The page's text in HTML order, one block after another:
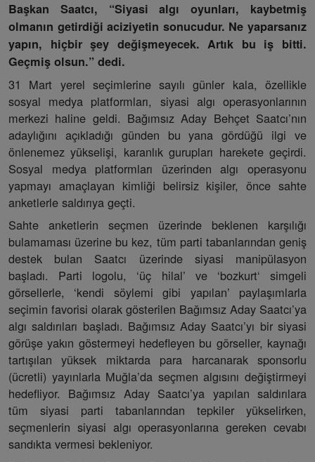
Başkan Saatcı, “Siyasi algı oyunları, kaybetmiş
olmanın getirdiği aciziyetin sonucudur. Ne yaparsanız
yapın, hiçbir şey değişmeyecek. Artık bu iş bitti.
Geçmiş olsun.” dedi.
31 Mart yerel seçimlerine sayılı günler kala, özellikle
sosyal medya platformları, siyasi algı operasyonlarının
merkezi haline geldi. Bağımsız Aday Behçet Saatcı’nın
adaylığını açıkladığı günden bu yana gördüğü ilgi ve
önlenemez yükselişi, karanlık gurupları harekete geçirdi.
Sosyal medya platformları üzerinden algı operasyonu
yapmayı amaçlayan kimliği belirsiz kişiler, önce sahte
anketlerle saldırıya geçti.
Sahte anketlerin seçmen üzerinde beklenen karşılığı
bulamaması üzerine bu kez, tüm parti tabanlarından geniş
destek bulan Saatcı üzerinde siyasi manipülasyon
başladı. Parti logolu, ‘üç hilal’ ve ‘bozkurt‘ simgeli
görsellerle, ‘kendi söylemi gibi yapılan’ paylaşımlarla
seçimin favorisi olarak gösterilen Bağımsız Aday Saatcı’ya
algı saldırıları başladı. Bağımsız Aday Saatcı’yı bir siyasi
görüşe yakın göstermeyi hedefleyen bu görseller, kaynağı
tartışılan yüksek miktarda para harcanarak sponsorlu
(ücretli) yayınlarla Muğla’da seçmen algısını değiştirmeyi
hedefliyor. Bağımsız Aday Saatcı’ya yapılan saldırılara
tüm siyasi parti tabanlarından tepkiler yükselirken,
seçmenlerin siyasi algı operasyonlarına gereken cevabı
sandıkta vermesi bekleniyor.